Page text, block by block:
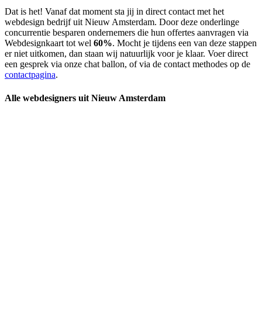
Dat is het! Vanaf dat moment sta jij in direct contact met het
webdesign bedrijf uit Nieuw Amsterdam. Door deze onderlinge
concurrentie besparen ondernemers die hun offertes aanvragen via
Webdesignkaart tot wel 60%. Mocht je tijdens een van deze stappen
er niet uitkomen, dan staan wij natuurlijk voor je klaar. Voer direct
een gesprek via onze chat ballon, of via de contact methodes op de
contactpagina.
Alle webdesigners uit Nieuw Amsterdam